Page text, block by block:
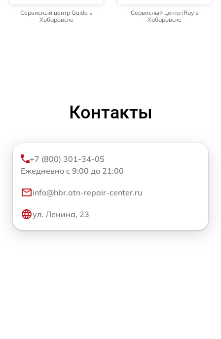
Сервисный центр Guide в
Хабаровске
Сервисный центр iRay в
Хабаровске
Контакты
+7 (800) 301-34-05
Ежедневно с 9:00 до 21:00
info@hbr.atn-repair-center.ru
ул. Ленина, 23